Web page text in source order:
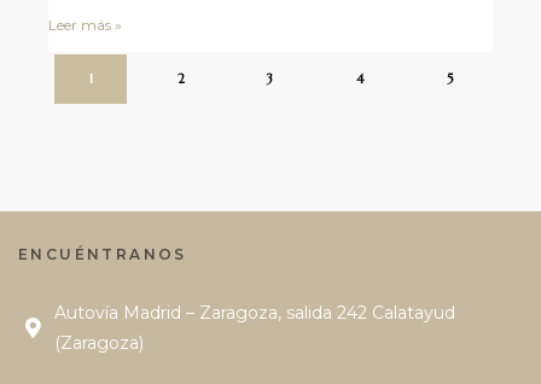
Leer más »
1 2 3 4 5
ENCUÉNTRANOS
Autovía Madrid – Zaragoza, salida 242 Calatayud
(Zaragoza)